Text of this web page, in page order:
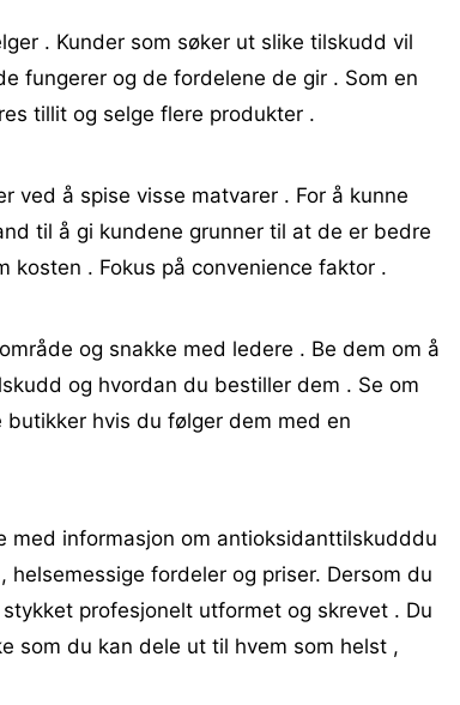
. Kunder som søker ut slike tilskudd vil
fungerer og de ​​fordelene de gir . Som en
tillit og selge flere produkter .
ved å spise visse matvarer . For å kunne
til å gi kundene grunner til at de er bedre
kosten . Fokus på convenience faktor .
og snakke med ledere . Be dem om å
og hvordan du bestiller dem . Se om
hvis du følger dem med en
med informasjon om antioksidanttilskudddu
fordeler og priser. Dersom du
profesjonelt utformet og skrevet . Du
som du kan dele ut til hvem som helst ,